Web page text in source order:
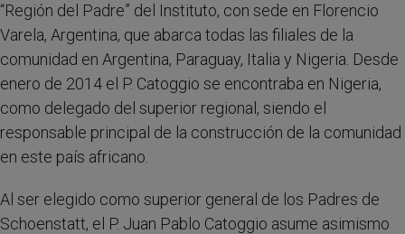
“Región del Padre” del Instituto, con sede en Florencio
Varela, Argentina, que abarca todas las filiales de la
comunidad en Argentina, Paraguay, Italia y Nigeria. Desde
enero de 2014 el P. Catoggio se encontraba en Nigeria,
como delegado del superior regional, siendo el
responsable principal de la construcción de la comunidad
en este país africano.
Al ser elegido como superior general de los Padres de
Schoenstatt, el P. Juan Pablo Catoggio asume asimismo